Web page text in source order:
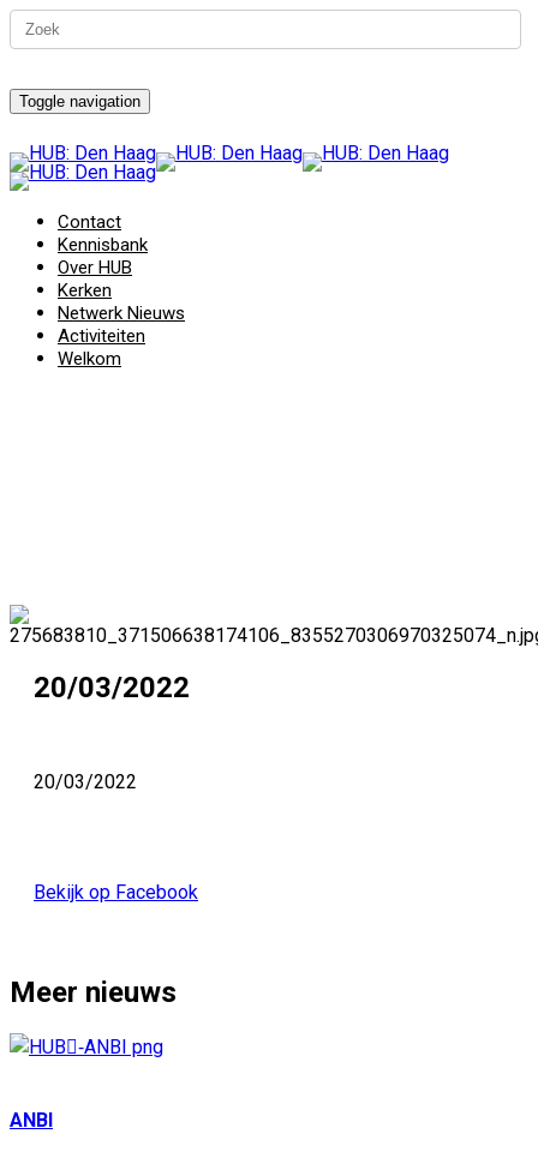
Toggle navigation
Contact
Kennisbank
Over HUB
Kerken
Netwerk Nieuws
Activiteiten
Welkom
20/03/2022
20/03/2022
Bekijk op Facebook
Meer nieuws
ANBI